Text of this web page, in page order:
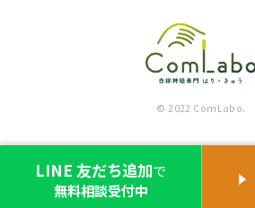
© 2022 ComLabo.
LINE 友だち追加で
無料相談受付中